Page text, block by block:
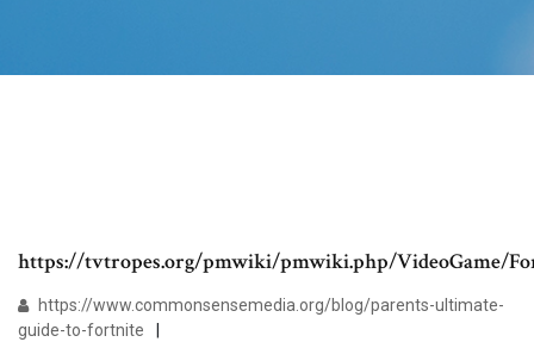
https://tvtropes.org/pmwiki/pmwiki.php/VideoGame/
https://www.commonsensemedia.org/blog/parents-ultimate-
guide-to-fortnite